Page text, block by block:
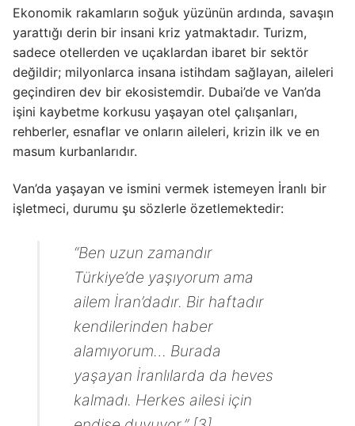
Ekonomik rakamların soğuk yüzünün ardında, savaşın
yarattığı derin bir insani kriz yatmaktadır. Turizm,
sadece otellerden ve uçaklardan ibaret bir sektör
değildir; milyonlarca insana istihdam sağlayan, aileleri
geçindiren dev bir ekosistemdir. Dubai’de ve Van’da
işini kaybetme korkusu yaşayan otel çalışanları,
rehberler, esnaflar ve onların aileleri, krizin ilk ve en
masum kurbanlarıdır.
Van’da yaşayan ve ismini vermek istemeyen İranlı bir
işletmeci, durumu şu sözlerle özetlemektedir:
“Ben uzun zamandır
Türkiye’de yaşıyorum ama
ailem İran’dadır. Bir haftadır
kendilerinden haber
alamıyorum… Burada
yaşayan İranlılarda da heves
kalmadı. Herkes ailesi için